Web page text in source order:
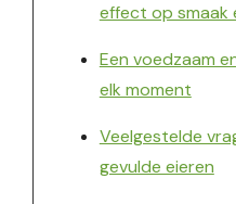
effect op smaak
Een voedzaam
elk moment
Veelgestelde
gevulde eieren